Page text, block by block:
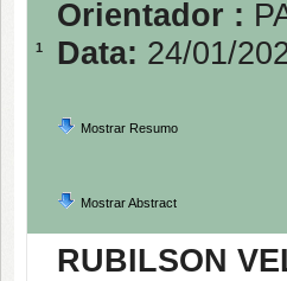
1
Orientador :
Data: 24/01/
Mostrar Resumo
Mostrar Abstract
RUBILSON